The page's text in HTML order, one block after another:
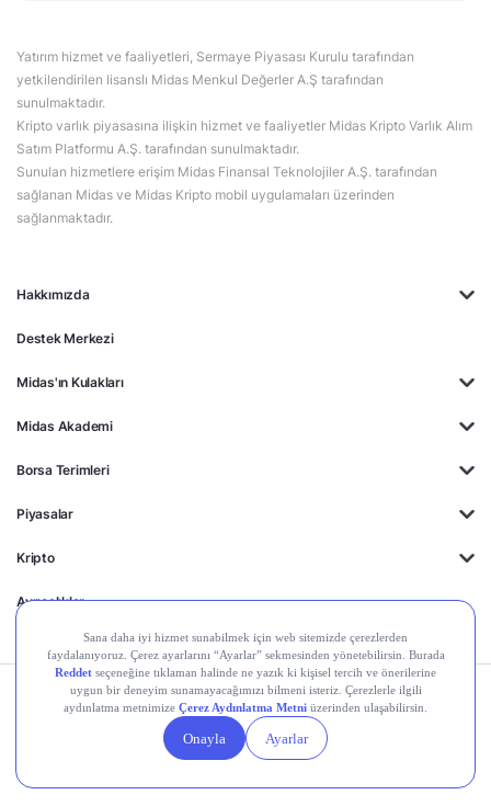
Hakkımızda
Destek Merkezi
Midas'ın Kulakları
Midas Akademi
Borsa Terimleri
Piyasalar
Kripto
Ayrıcalıklar
Yatırım hizmet ve faaliyetleri, Sermaye Piyasası Kurulu tarafından
yetkilendirilen lisanslı Midas Menkul Değerler A.Ş tarafından
sunulmaktadır.
Kripto varlık piyasasına ilişkin hizmet ve faaliyetler Midas Kripto Varlık Alım
Satım Platformu A.Ş. tarafından sunulmaktadır.
Sunulan hizmetlere erişim Midas Finansal Teknolojiler A.Ş. tarafından
sağlanan Midas ve Midas Kripto mobil uygulamaları üzerinden
sağlanmaktadır.
Kişisel Verilerin
Gizlilik
Politikası
Yasal
Duyurular
Çerez